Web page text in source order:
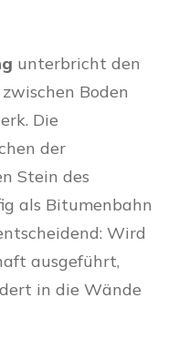
unterbricht den
Boden
Die
der
Stein des
als Bitumenbahn
Wird
ausgeführt,
in die Wände